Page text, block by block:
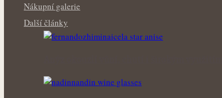
Nákupní galerie
Další články